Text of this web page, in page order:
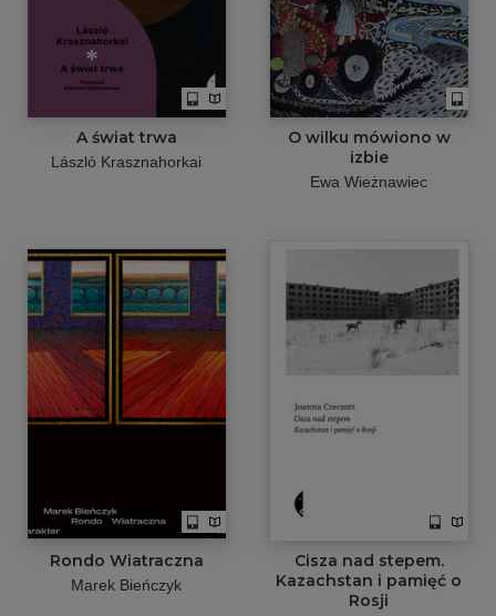
A świat trwa
László Krasznahorkai
O wilku mówiono w
izbie
Ewa Wieżnawiec
Rondo Wiatraczna
Marek Bieńczyk
Cisza nad stepem.
Kazachstan i pamięć o
Rosji